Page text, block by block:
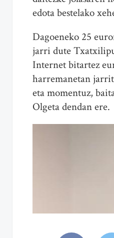
edota bestelako
Dagoeneko 25
jarri dute
Internet bitartez
harremanetan
eta momentuz,
Olgeta dendan ere.